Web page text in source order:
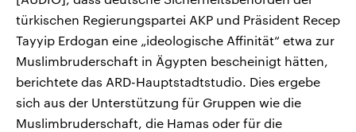
türkischen Regierungspartei AKP und Präsident Recep
Tayyip Erdogan eine „ideologische Affinität“ etwa zur
Muslimbruderschaft in Ägypten bescheinigt hätten,
berichtete das ARD-Hauptstadtstudio. Dies ergebe
sich aus der Unterstützung für Gruppen wie die
Muslimbruderschaft, die Hamas oder für die